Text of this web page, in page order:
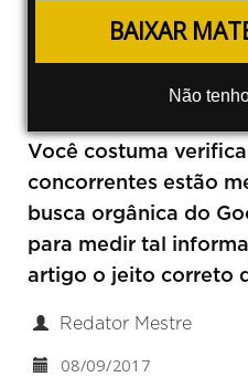
BAIXAR
Não
Meu Concorrente
na Busca
Você costuma
concorrentes estão
busca orgânica do
para medir tal
artigo o jeito correto
Redator Mestre
08/09/2017